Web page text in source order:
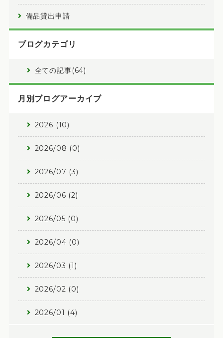
備品貸出申請
ブログカテゴリ
全ての記事(64)
月別ブログアーカイブ
2026 (10)
2026/08 (0)
2026/07 (3)
2026/06 (2)
2026/05 (0)
2026/04 (0)
2026/03 (1)
2026/02 (0)
2026/01 (4)